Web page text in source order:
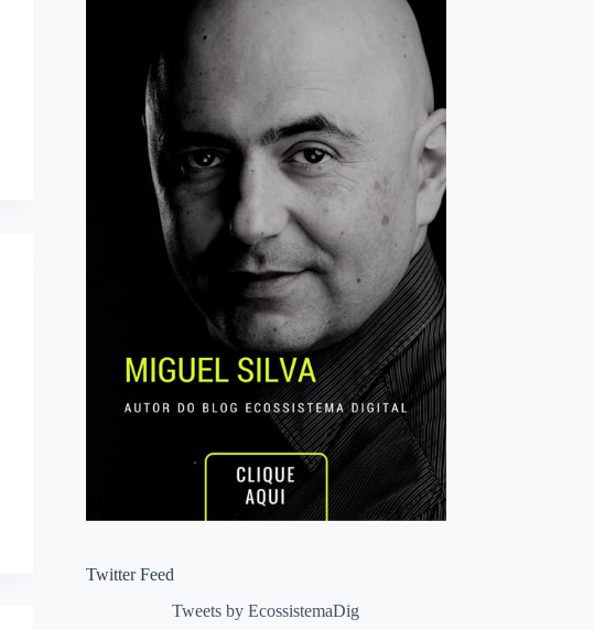
Twitter Feed
Tweets by EcossistemaDig